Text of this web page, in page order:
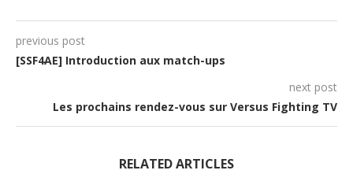
previous post
[SSF4AE] Introduction aux match-ups
next post
Les prochains rendez-vous sur Versus Fighting TV
RELATED ARTICLES